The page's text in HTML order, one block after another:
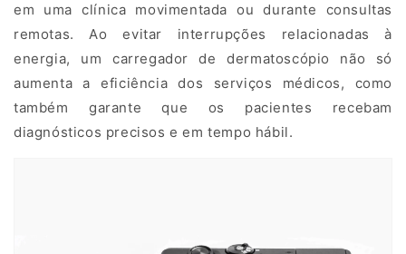
em uma clínica movimentada ou durante consultas
remotas. Ao evitar interrupções relacionadas à
energia, um carregador de dermatoscópio não só
aumenta a eficiência dos serviços médicos, como
também garante que os pacientes recebam
diagnósticos precisos e em tempo hábil.
p
a
r
a